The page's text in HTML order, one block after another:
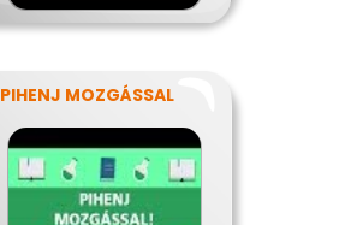
PIHENJ MOZGÁSSAL